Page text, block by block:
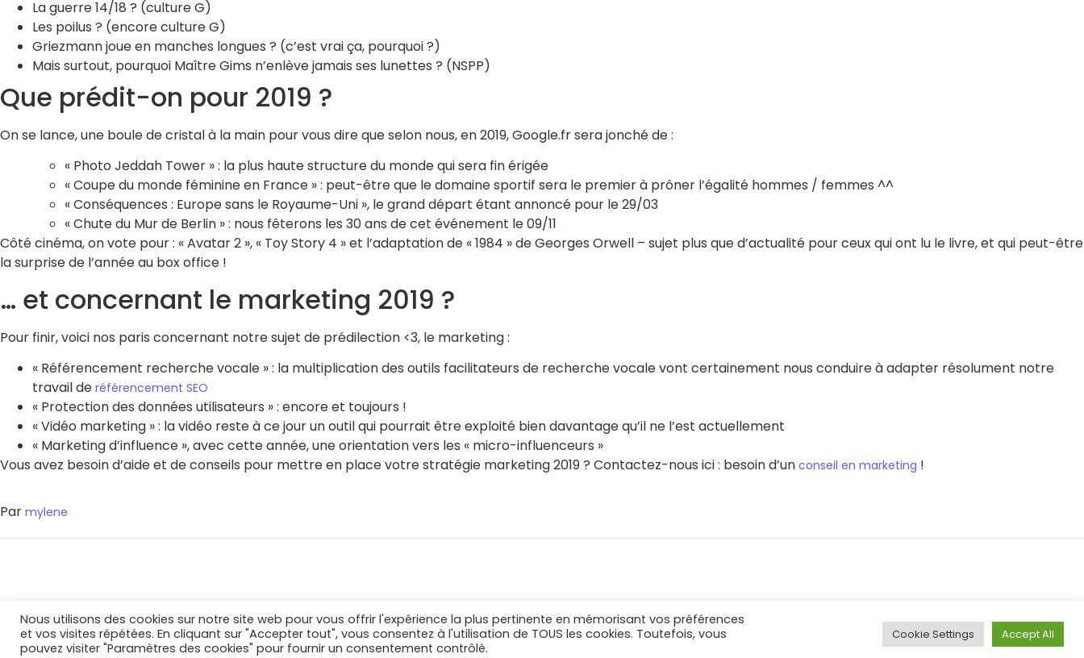
La guerre 14/18 ? (culture G)
Les poilus ? (encore culture G)
Griezmann joue en manches longues ? (c’est vrai ça, pourquoi ?)
Mais surtout, pourquoi Maître Gims n’enlève jamais ses lunettes ? (NSPP)
Que prédit-on pour 2019 ?
On se lance, une boule de cristal à la main pour vous dire que selon nous, en 2019, Google.fr sera jonché de :
« Photo Jeddah Tower » : la plus haute structure du monde qui sera fin érigée
« Coupe du monde féminine en France » : peut-être que le domaine sportif sera le premier à prôner l’égalité hommes / femmes ^^
« Conséquences : Europe sans le Royaume-Uni », le grand départ étant annoncé pour le 29/03
« Chute du Mur de Berlin » : nous fêterons les 30 ans de cet événement le 09/11
Côté cinéma, on vote pour : « Avatar 2 », « Toy Story 4 » et l’adaptation de « 1984 » de Georges Orwell – sujet plus que d’actualité pour ceux qui ont lu le livre, et qui peut-être
la surprise de l’année au box office !
… et concernant le marketing 2019 ?
Pour finir, voici nos paris concernant notre sujet de prédilection <3, le marketing :
« Référencement recherche vocale » : la multiplication des outils facilitateurs de recherche vocale vont certainement nous conduire à adapter résolument notre
travail de référencement SEO
« Protection des données utilisateurs » : encore et toujours !
« Vidéo marketing » : la vidéo reste à ce jour un outil qui pourrait être exploité bien davantage qu’il ne l’est actuellement
« Marketing d’influence », avec cette année, une orientation vers les « micro-influenceurs »
Vous avez besoin d’aide et de conseils pour mettre en place votre stratégie marketing 2019 ? Contactez-nous ici : besoin d’un conseil en marketing !
Par mylene
Mentions légales
Nous utilisons des cookies sur notre site web pour vous offrir l'expérience la plus pertinente en mémorisant vos préférences
et vos visites répétées. En cliquant sur "Accepter tout", vous consentez à l'utilisation de TOUS les cookies. Toutefois, vous
pouvez visiter "Paramètres des cookies" pour fournir un consentement contrôlé.
Cookie Settings Accept All